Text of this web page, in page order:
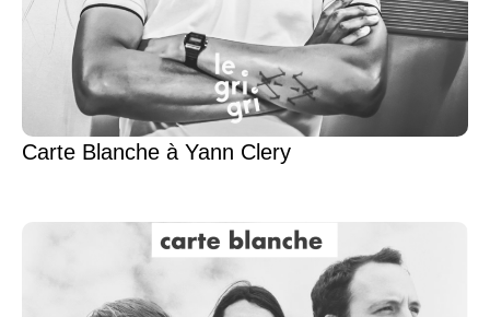
Carte Blanche à Yann Clery